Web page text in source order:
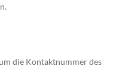
die Kontaktnummer des